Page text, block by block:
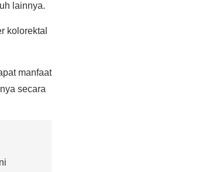
lainnya.
kolorektal
manfaat
secara